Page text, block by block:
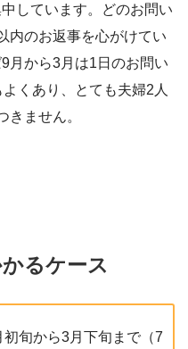
しています。どのお問い
内のお返事を心がけてい
月から3月は1日のお問い
くあり、とても夫婦2人
きません。
るケース
旬から3月下旬まで（7